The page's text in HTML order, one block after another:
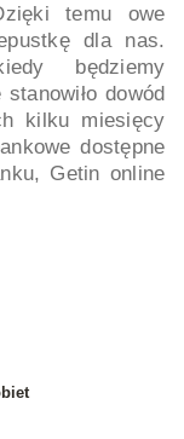
temu owe
dla nas.
będziemy
dowód
kilku miesięcy
dostępne
Getin online